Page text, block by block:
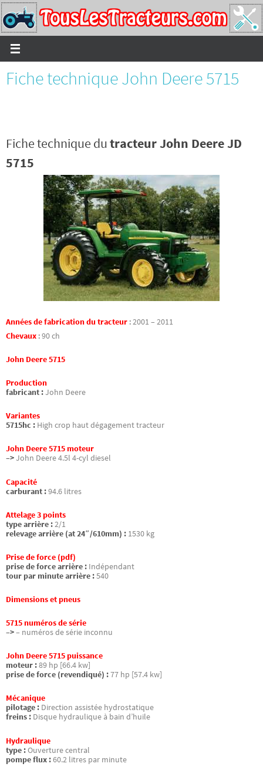
Passer
vers
le
contenu
Fiche technique John Deere 5715
Fiche technique dutracteur John Deere JD
5715
Années de fabrication du tracteur :2001 – 2011
Chevaux :90 ch
John Deere 5715
Production
fabricant :John Deere
Variantes
5715hc : High crop haut dégagement tracteur
John Deere 5715 moteur
–>John Deere 4.5l 4-cyl diesel
Capacité
carburant :94.6 litres
Attelage 3 points
type arrière :2/1
relevage arrière (at 24″/610mm) : 1530 kg
Prise de force (pdf)
prise de force arrière : Indépendant
tour par minute arrière :540
Dimensions et pneus
5715 numéros de série
–>– numéros de série inconnu
John Deere 5715 puissance
moteur :89 hp [66.4 kw]
prise de force (revendiqué) :77 hp [57.4 kw]
Mécanique
pilotage : Direction assistée hydrostatique
freins : Disque hydraulique à bain d’huile
Hydraulique
type :Ouverture central
pompe flux :60.2 litres par minute